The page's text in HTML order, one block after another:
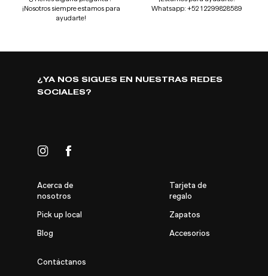
¡Nosotros siempre estamos para
ayudarte!
Whatsapp: +52 1 2299828589
Acerca de
nosotros
Pick up local
Blog
Tarjeta de
regalo
Zapatos
Accesorios
Contáctanos
¿YA NOS SIGUES EN NUESTRAS REDES
SOCIALES?
InstagramFacebook